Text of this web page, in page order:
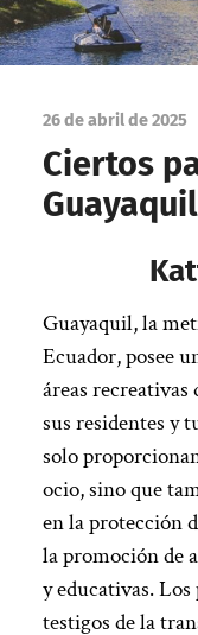
26 de abril de 2025
Ciertos
Guayaquil
Guayaquil, la
Ecuador, posee
áreas
sus residentes y
solo
ocio, sino que
en la protección
la promoción de
y educativas.
testigos de la